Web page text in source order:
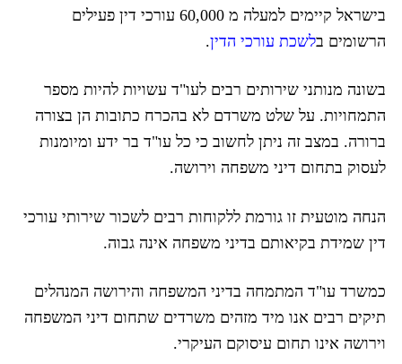
בישראל קיימים למעלה מ 60,000 עורכי דין פעילים
הרשומים בלשכת עורכי הדין.
בשונה מנותני שירותים רבים לעו"ד עשויות להיות מספר
התמחויות. על שלט משרדם לא בהכרח כתובות הן בצורה
ברורה. במצב זה ניתן לחשוב כי כל עו"ד בר ידע ומיומנות
לעסוק בתחום דיני משפחה וירושה.
הנחה מוטעית זו גורמת ללקוחות רבים לשכור שירותי עורכי
דין שמידת בקיאותם בדיני משפחה אינה גבוה.
כמשרד עו"ד המתמחה בדיני המשפחה והירושה המנהלים
תיקים רבים אנו מיד מזהים משרדים שתחום דיני המשפחה
וירושה אינו תחום עיסוקם העיקרי.